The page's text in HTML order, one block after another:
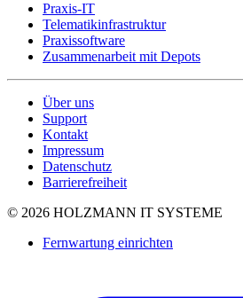
Praxis-IT
Telematikinfrastruktur
Praxissoftware
Zusammenarbeit mit Depots
Über uns
Support
Kontakt
Impressum
Datenschutz
Barrierefreiheit
© 2026 HOLZMANN IT SYSTEME
Fernwartung einrichten